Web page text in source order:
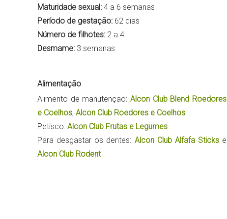
Maturidade sexual: 4 a 6 semanas
Período de gestação: 62 dias
Número de filhotes: 2 a 4
Desmame: 3 semanas
Alimentação
Alimento de manutenção: Alcon Club Blend Roedores
e Coelhos, Alcon Club Roedores e Coelhos
Petisco: Alcon Club Frutas e Legumes
Para desgastar os dentes: Alcon Club Alfafa Stickse
Alcon Club Rodent